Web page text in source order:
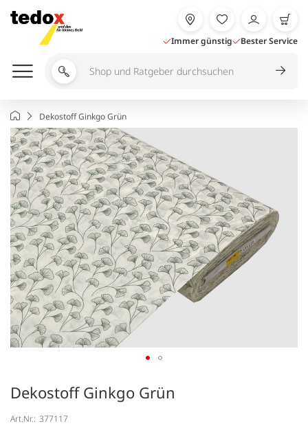
Inhalt
springen
Immer günstig Bester Service
Shop
Ratgeber
durchsuchen
StartseiteDekostoff Ginkgo Grün
Dekostoff Ginkgo Grün
Art.Nr.: 377117